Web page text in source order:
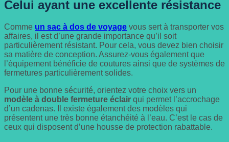
Celui ayant une excellente résistance
Comme un sac à dos de voyage vous sert à transporter vos
affaires, il est d’une grande importance qu’il soit
particulièrement résistant. Pour cela, vous devez bien choisir
sa matière de conception. Assurez-vous également que
l’équipement bénéficie de coutures ainsi que de systèmes de
fermetures particulièrement solides.
Pour une bonne sécurité, orientez votre choix vers un
modèle à double fermeture éclair qui permet l’accrochage
d’un cadenas. Il existe également des modèles qui
présentent une très bonne étanchéité à l’eau. C’est le cas de
ceux qui disposent d’une housse de protection rabattable.